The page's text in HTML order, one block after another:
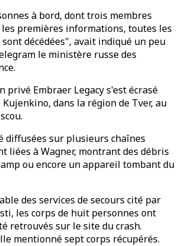
à bord, dont trois membres
les premières informations, toutes les
décédées", avait indiqué un peu
le ministère russe des
privé Embraer Legacy s'est écrasé
dans la région de Tver, au
diffusées sur plusieurs chaînes
liées à Wagner, montrant des débris
ou encore un appareil tombant du
des services de secours cité par
les corps de huit personnes ont
retrouvés sur le site du crash.
mentionné sept corps récupérés.